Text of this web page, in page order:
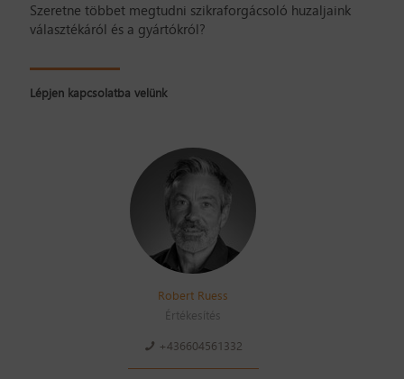
Szeretne többet megtudni szikraforgácsoló huzaljaink
választékáról és a gyártókról?
Lépjen kapcsolatba velünk
Robert Ruess
Értékesítés
+436604561332